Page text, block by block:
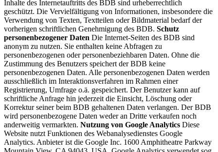
Inhalte des Internetauftritts des BDB sind urheberrechtlich
geschützt. Die Vervielfältigung von Informationen, insbesondere die
Verwendung von Texten, Textteilen oder Bildmaterial bedarf der
vorherigen schriftlichen Genehmigung des BDB. Schutz
personenbezogener Daten Die Internet-Seiten des BDB sind
anonym zu nutzen. Sie enthalten keine Abfragen zu
personenbezogenen oder personenbeziehbaren Daten. Ohne die
Zustimmung des Benutzers speichert der BDB keine
personenbezogenen Daten. Alle personenbezogenen Daten werden
ausschließlich im Interaktionsverfahren im Rahmen einer
Registrierung, Umfrage o.ä. gespeichert. Der Benutzer kann auf
schriftliche Anfrage hin jederzeit die Einsicht, Löschung oder
Korrektur seiner beim BDB gehaltenen Daten verlangen. Der BDB
wird personenbezogene Daten weder an Dritte verkaufen noch
anderweitig vermarkten. Nutzung von Google Analytics Diese
Website nutzt Funktionen des Webanalysedienstes Google
Analytics. Anbieter ist die Google Inc. 1600 Amphitheatre Parkway